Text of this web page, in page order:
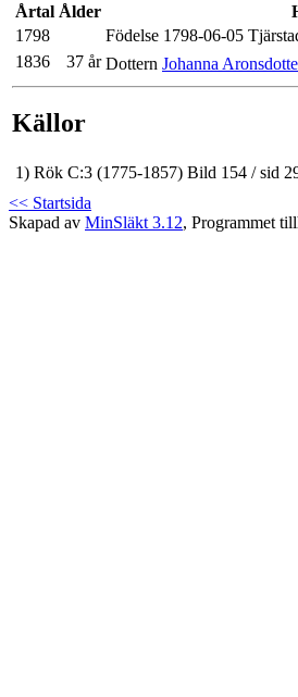
Årtal Ålder
1798
Födelse 1798-06-05
1836
37 år Dottern Johanna
Källor
1) Rök C:3 (1775-1857) Bild 154 / sid
<< Startsida
Skapad av MinSläkt 3.12, Programmet